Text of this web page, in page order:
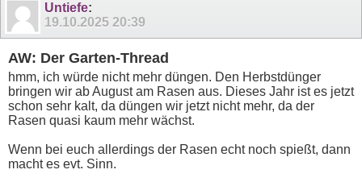
Untiefe:
19.10.2025 20:39
AW: Der Garten-Thread
hmm, ich würde nicht mehr düngen. Den Herbstdünger
bringen wir ab August am Rasen aus. Dieses Jahr ist es jetzt
schon sehr kalt, da düngen wir jetzt nicht mehr, da der
Rasen quasi kaum mehr wächst.
Wenn bei euch allerdings der Rasen echt noch spießt, dann
macht es evt. Sinn.